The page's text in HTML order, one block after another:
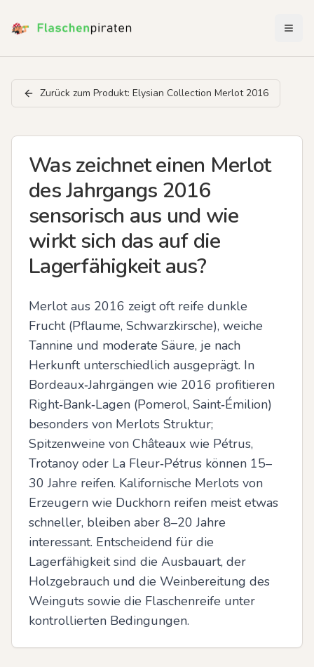
Zurück zum Produkt: Elysian Collection Merlot 2016
Was zeichnet einen Merlot
des Jahrgangs 2016
sensorisch aus und wie
wirkt sich das auf die
Lagerfähigkeit aus?
Merlot aus 2016 zeigt oft reife dunkle
Frucht (Pflaume, Schwarzkirsche), weiche
Tannine und moderate Säure, je nach
Herkunft unterschiedlich ausgeprägt. In
Bordeaux‑Jahrgängen wie 2016 profitieren
Right‑Bank‑Lagen (Pomerol, Saint‑Émilion)
besonders von Merlots Struktur;
Spitzenweine von Châteaux wie Pétrus,
Trotanoy oder La Fleur‑Pétrus können 15–
30 Jahre reifen. Kalifornische Merlots von
Erzeugern wie Duckhorn reifen meist etwas
schneller, bleiben aber 8–20 Jahre
interessant. Entscheidend für die
Lagerfähigkeit sind die Ausbauart, der
Holzgebrauch und die Weinbereitung des
Weinguts sowie die Flaschenreife unter
kontrollierten Bedingungen.